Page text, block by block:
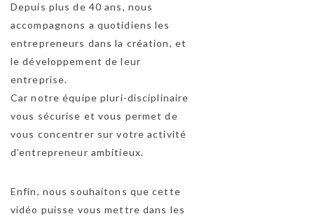
Depuis plus de 40 ans, nous
accompagnons a quotidiens les
entrepreneurs dans la création, et
le développement de leur
entreprise.
Car notre équipe pluri-disciplinaire
vous sécurise et vous permet de
vous concentrer sur votre activité
d’entrepreneur ambitieux.
Enfin, nous souhaitons que cette
vidéo puisse vous mettre dans les
TEST 1
TEST1